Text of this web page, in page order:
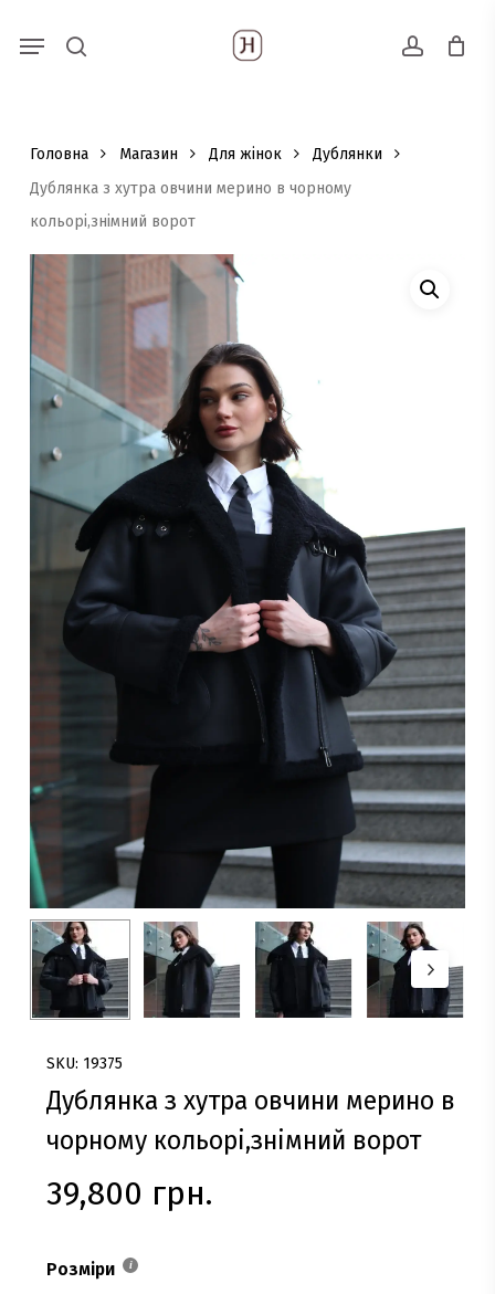
Пошук
товарів
account
Menu
Головна Магазин Для жінок
Дублянки
Дублянка з хутра овчини мерино в чорному
кольорі,знімний ворот
SKU: 19375
Дублянка з хутра овчини мерино в
чорному кольорі,знімний ворот
39,800 грн.
Розміри